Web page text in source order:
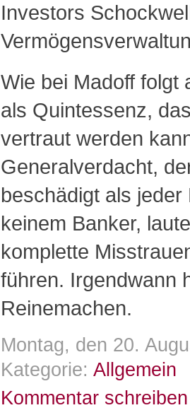
Investors
Wie bei Madoff folgt
als Quintessenz,
vertraut werden
Generalverdacht,
beschädigt als
keinem Banker,
komplette
führen. Irgendwann
Reinemachen.
Montag, den 20.
Kategorie: Allgemein
Kommentar schreiben